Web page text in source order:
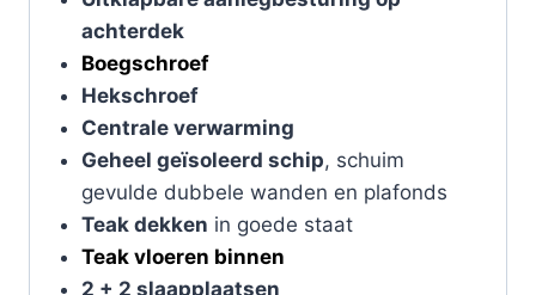
achterdek
Boegschroef
Hekschroef
Centrale verwarming
Geheel geïsoleerd schip, schuim
gevulde dubbele wanden en plafonds
Teak dekken in goede staat
Teak vloeren binnen
2 + 2 slaapplaatsen